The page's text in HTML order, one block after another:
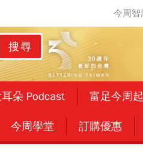
搜尋
朵 Podcast 富足今周起
今周學堂 訂購優惠